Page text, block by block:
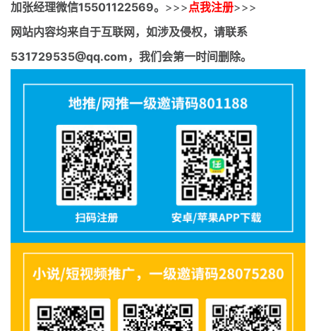
加张经理微信15501122569。 >>> 点我注册>>>
网站内容均来自于互联网，如涉及侵权，请联系
531729535@qq.com，我们会第一时间删除。